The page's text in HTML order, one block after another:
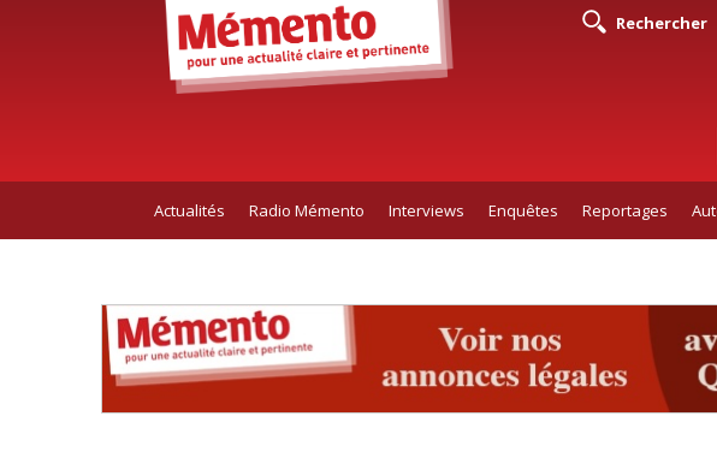
Rechercher
Actualités Radio Mémento Interviews Enquêtes Reportages